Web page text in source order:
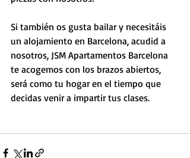
Si también os gusta bailar y necesitáis
un alojamiento en Barcelona, acudid a
nosotros, JSM Apartamentos Barcelona
te acogemos con los brazos abiertos,
será como tu hogar en el tiempo que
decidas venir a impartir tus clases.